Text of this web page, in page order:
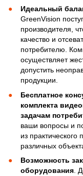
Идеальный
GreenVision
производителя,
качество и
потребителю.
осуществляет
допустить
продукции.
Бесплатное
комплекта
задачам
ваши вопросы и
из
различных
Возможность
оборудования.